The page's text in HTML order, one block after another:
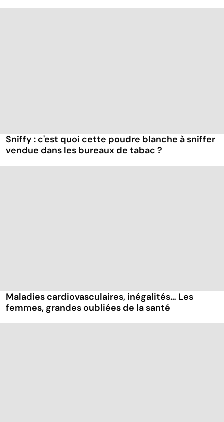
Sniffy : c'est quoi cette poudre blanche à sniffer
vendue dans les bureaux de tabac ?
Maladies cardiovasculaires, inégalités… Les
femmes, grandes oubliées de la santé